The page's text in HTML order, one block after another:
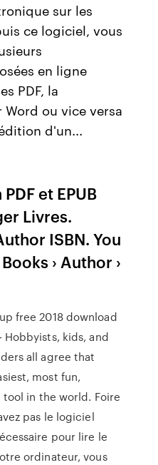
sur les
ce logiciel, vous
en ligne
PDF, la
ou vice versa
d'un...
et EPUB
Livres.
ISBN. You
› Author ›
free 2018 download
kids, and
all agree that
most fun,
in the world. Foire
pas le logiciel
pour lire le
ordinateur, vous